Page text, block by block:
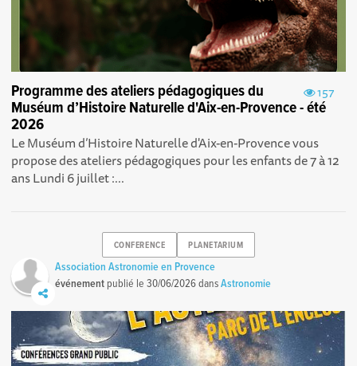
157
Programme des ateliers pédagogiques du
Muséum d’Histoire Naturelle d'Aix-en-Provence - été
2026
Le Muséum d’Histoire Naturelle d'Aix-en-Provence vous
propose des ateliers pédagogiques pour les enfants de 7 à 12
ans Lundi 6 juillet :...
CONFERENCE PLANETARIUM
Association Astronomie en Provence
événement publié le30/06/2026dansAstronomie